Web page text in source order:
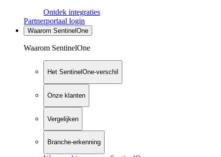
Ontdek integraties
Partnerportaal login
Waarom SentinelOne
Waarom SentinelOne
Het SentinelOne-verschil
Onze klanten
Vergelijken
Branche-erkenning